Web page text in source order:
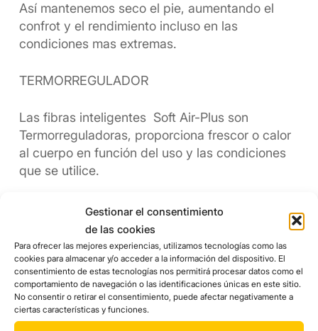
Gestionar el consentimiento
de las cookies
Para ofrecer las mejores experiencias, utilizamos tecnologías como las
cookies para almacenar y/o acceder a la información del dispositivo. El
consentimiento de estas tecnologías nos permitirá procesar datos como el
comportamiento de navegación o las identificaciones únicas en este sitio.
No consentir o retirar el consentimiento, puede afectar negativamente a
ciertas características y funciones.
Así mantenemos seco el pie, aumentando el
confrot y el rendimiento incluso en las
condiciones mas extremas.
TERMORREGULADOR
Las fibras inteligentes Soft Air-Plus son
Termorreguladoras, proporciona frescor o calor
al cuerpo en función del uso y las condiciones
que se utilice.
En condiciones de calor o alto rendimiento físico
actúa de intercambiador térmico, expulsando el
calor corporal y absorbiendo el frescor exterior.
En condiciones de frío o bajo rendimiento físico
actúa de aislamiento térmico. Manteniendo el
calor estable y previniendo la pérdida de calor
corporal.